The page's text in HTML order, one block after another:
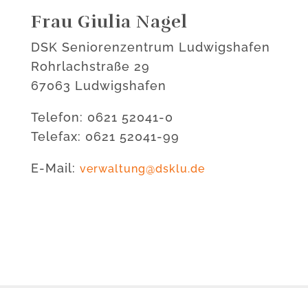
Frau Giulia Nagel
DSK Seniorenzentrum Ludwigshafen
Rohrlachstraße 29
67063 Ludwigshafen
Telefon: 0621 52041-0
Telefax: 0621 52041-99
E-Mail: verwaltung@dsklu.de